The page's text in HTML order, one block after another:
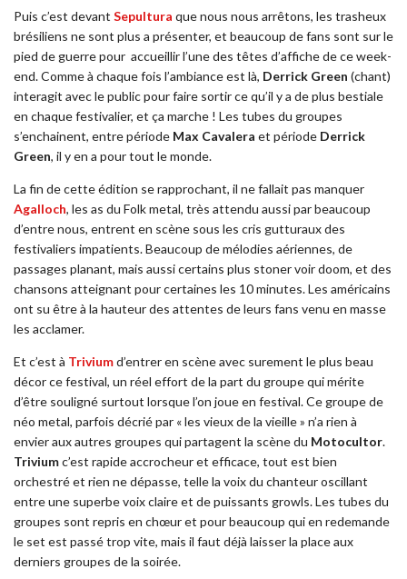
Puis c’est devant Sepultura que nous nous arrêtons, les trasheux
brésiliens ne sont plus a présenter, et beaucoup de fans sont sur le
pied de guerre pour accueillir l’une des têtes d’affiche de ce week-
end. Comme à chaque fois l’ambiance est là, Derrick Green (chant)
interagit avec le public pour faire sortir ce qu’il y a de plus bestiale
en chaque festivalier, et ça marche ! Les tubes du groupes
s’enchainent, entre période Max Cavalera et période Derrick
Green, il y en a pour tout le monde.
La fin de cette édition se rapprochant, il ne fallait pas manquer
Agalloch, les as du Folk metal, très attendu aussi par beaucoup
d’entre nous, entrent en scène sous les cris gutturaux des
festivaliers impatients. Beaucoup de mélodies aériennes, de
passages planant, mais aussi certains plus stoner voir doom, et des
chansons atteignant pour certaines les 10 minutes. Les américains
ont su être à la hauteur des attentes de leurs fans venu en masse
les acclamer.
Et c’est à Triviumd’entrer en scène avec surement le plus beau
décor ce festival, un réel effort de la part du groupe qui mérite
d’être souligné surtout lorsque l’on joue en festival. Ce groupe de
néo metal, parfois décrié par « les vieux de la vieille » n’a rien à
envier aux autres groupes qui partagent la scène du Motocultor.
Triviumc’est rapide accrocheur et efficace, tout est bien
orchestré et rien ne dépasse, telle la voix du chanteur oscillant
entre une superbe voix claire et de puissants growls. Les tubes du
groupes sont repris en chœur et pour beaucoup qui en redemande
le set est passé trop vite, mais il faut déjà laisser la place aux
derniers groupes de la soirée.